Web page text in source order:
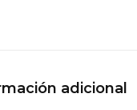
adicional